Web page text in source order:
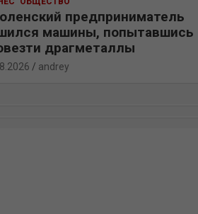
предприниматель
машины, попытавшись
драгметаллы
andrey